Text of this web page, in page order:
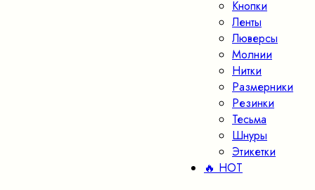
Кнопки
Ленты
Люверсы
Молнии
Нитки
Размерники
Резинки
Тесьма
Шнуры
Этикетки
🔥 HOT